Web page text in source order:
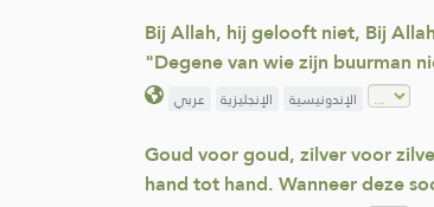
Bij Allah, hij gelooft niet, Bij
"Degene van wie zijn buurman
عربي الإنجليزية الإندونيسية
Goud voor goud, zilver voor
hand tot hand. Wanneer deze